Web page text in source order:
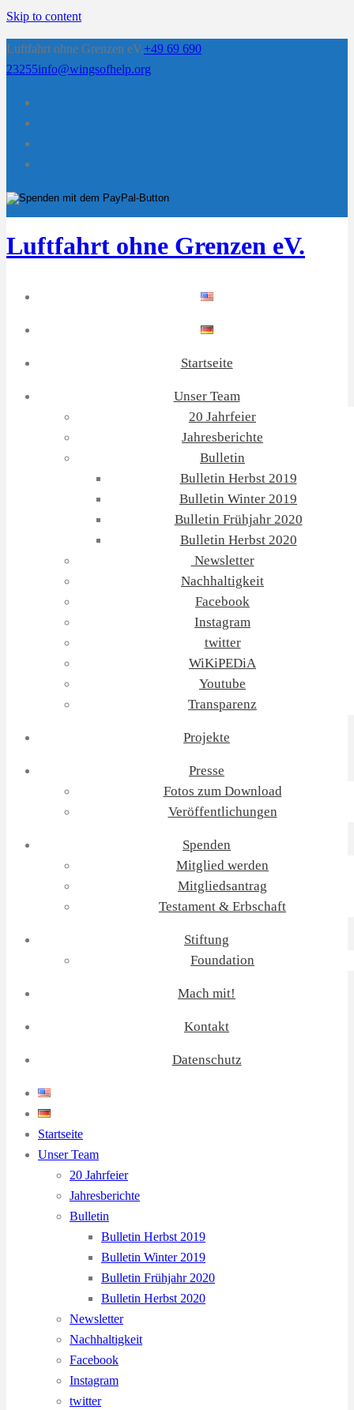
Skip to content
Luftfahrt ohne Grenzen eV.+49 69 690
23255info@wingsofhelp.org
Luftfahrt ohne Grenzen eV.
Startseite
Unser Team
20 Jahrfeier
Jahresberichte
Bulletin
Bulletin Herbst 2019
Bulletin Winter 2019
Bulletin Frühjahr 2020
Bulletin Herbst 2020
Newsletter
Nachhaltigkeit
Facebook
Instagram
twitter
WiKiPEDiA
Youtube
Transparenz
Projekte
Presse
Fotos zum Download
Veröffentlichungen
Spenden
Mitglied werden
Mitgliedsantrag
Testament & Erbschaft
Stiftung
Foundation
Mach mit!
Kontakt
Datenschutz
Startseite
Unser Team
20 Jahrfeier
Jahresberichte
Bulletin
Bulletin Herbst 2019
Bulletin Winter 2019
Bulletin Frühjahr 2020
Bulletin Herbst 2020
Newsletter
Nachhaltigkeit
Facebook
Instagram
twitter